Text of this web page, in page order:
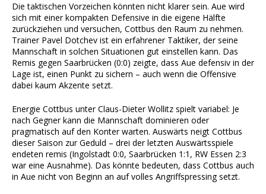
Die taktischen Vorzeichen könnten nicht klarer sein. Aue wird
sich mit einer kompakten Defensive in die eigene Hälfte
zurückziehen und versuchen, Cottbus den Raum zu nehmen.
Trainer Pavel Dotchev ist ein erfahrener Taktiker, der seine
Mannschaft in solchen Situationen gut einstellen kann. Das
Remis gegen Saarbrücken (0:0) zeigte, dass Aue defensiv in der
Lage ist, einen Punkt zu sichern – auch wenn die Offensive
dabei kaum Akzente setzt.
Energie Cottbus unter Claus-Dieter Wollitz spielt variabel: Je
nach Gegner kann die Mannschaft dominieren oder
pragmatisch auf den Konter warten. Auswärts neigt Cottbus
dieser Saison zur Geduld – drei der letzten Auswärtsspiele
endeten remis (Ingolstadt 0:0, Saarbrücken 1:1, RW Essen 2:3
war eine Ausnahme). Das könnte bedeuten, dass Cottbus auch
in Aue nicht von Beginn an auf volles Angriffspressing setzt.